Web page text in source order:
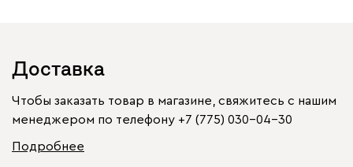
Доставка
Чтобы заказать товар в магазине, свяжитесь с нашим
менеджером по телефону +7 (775) 030-04-30
Подробнее